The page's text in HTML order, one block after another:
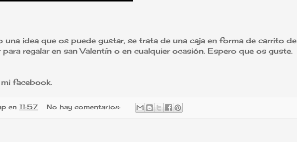
idea que os puede gustar, se trata de una caja en forma de carrito de
regalar en san Valentín o en cualquier ocasión. Espero que os guste.
facebook.
en 11:57 No hay comentarios: